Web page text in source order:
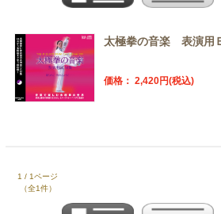
太極拳の音楽 表演用
価格： 2,420円(税込)
1 / 1ページ
（全1件）